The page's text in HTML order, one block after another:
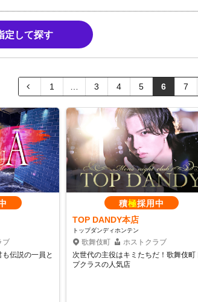
定して探す
1 3 4 5 6 7
ブ
伝説の一員と
積極採用中
TOP DANDY本店
トップダンディホンテン
歌舞伎町
ホストクラブ
次世代の主役はキミたちだ！歌舞伎町
プクラスの人気店